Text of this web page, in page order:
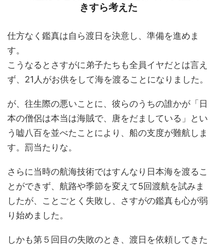
きすら考えた
仕方なく鑑真は自ら渡日を決意し、準備を進めま
す。
こうなるとさすがに弟子たちも全員イヤだとは言え
ず、21人がお供をして海を渡ることになりました。
が、往生際の悪いことに、彼らのうちの誰かが「日
本の僧侶は本当は海賊で、唐をだましている」とい
う嘘八百を並べたことにより、船の支度が難航しま
す。罰当たりな。
さらに当時の航海技術ではすんなり日本海を渡るこ
とができず、航路や季節を変えて5回渡航を試みま
したが、ことごとく失敗し、さすがの鑑真も心が弱
り始めました。
しかも第５回目の失敗のとき、渡日を依頼してきた